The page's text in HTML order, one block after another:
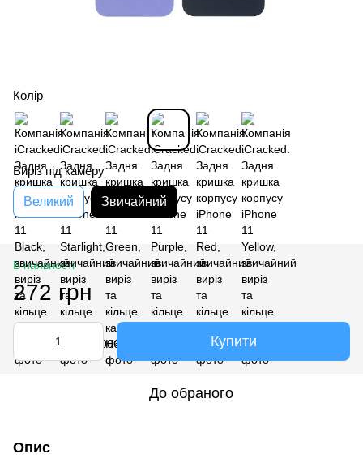
Колір
Виріз під камеру
Великий Звичайний
В наявності
272 грн
Купити
До обраного
Опис